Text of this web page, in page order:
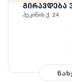
გირავდება
პეკინის ქ. 24